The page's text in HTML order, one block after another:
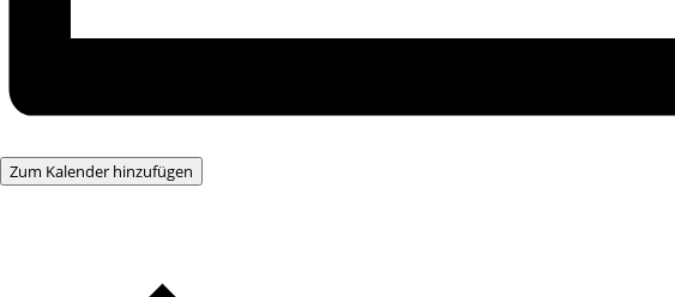
Zum Kalender hinzufügen